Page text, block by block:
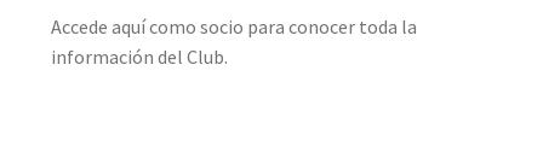
Accede aquí como socio para conocer toda la
información del Club.